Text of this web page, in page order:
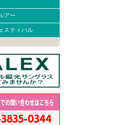
アー
スティバル